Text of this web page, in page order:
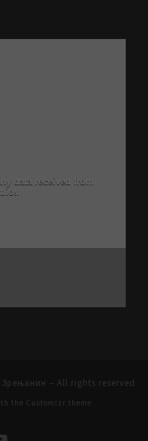
data received from
– All rights reserved
the Customizr theme